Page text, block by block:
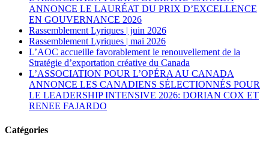
ANNONCE LE LAURÉAT DU PRIX D’EXCELLENCE
EN GOUVERNANCE 2026
Rassemblement Lyriques | juin 2026
Rassemblement Lyriques | mai 2026
L’AOC accueille favorablement le renouvellement de la
Stratégie d’exportation créative du Canada
L’ASSOCIATION POUR L’OPÉRA AU CANADA
ANNONCE LES CANADIENS SÉLECTIONNÉS POUR
LE LEADERSHIP INTENSIVE 2026: DORIAN COX ET
RENEE FAJARDO
Catégories